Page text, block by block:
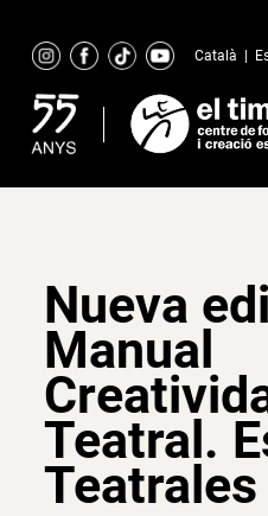
content
Català
Nueva
Manual
Teatral.
Teatrales